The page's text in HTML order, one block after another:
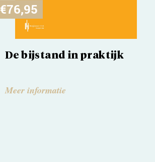
€76,95
De bijstand in praktijk
Meer informatie